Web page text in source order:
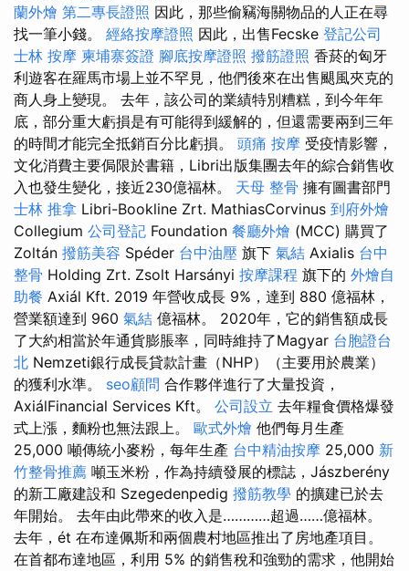
蘭外燴 第二專長證照 因此，那些偷竊海關物品的人正在尋
找一筆小錢。 經絡按摩證照 因此，出售Fecske 登記公司
士林 按摩 柬埔寨簽證 腳底按摩證照 撥筋證照 香菸的匈牙
利遊客在羅馬市場上並不罕見，他們後來在出售颶風夾克的
商人身上變現。 去年，該公司的業績特別糟糕，到今年年
底，部分重大虧損是有可能得到緩解的，但還需要兩到三年
的時間才能完全抵銷百分比虧損。 頭痛 按摩 受疫情影響，
文化消費主要侷限於書籍，Libri出版集團去年的綜合銷售收
入也發生變化，接近230億福林。 天母 整骨 擁有圖書部門
士林 推拿 Libri-Bookline Zrt. MathiasCorvinus 到府外燴
Collegium 公司登記 Foundation 餐廳外燴 (MCC) 購買了
Zoltán 撥筋美容 Spéder 台中油壓 旗下 氣結 Axialis 台中
整骨 Holding Zrt. Zsolt Harsányi 按摩課程 旗下的 外燴自
助餐 Axiál Kft. 2019 年營收成長 9%，達到 880 億福林，
營業額達到 960 氣結 億福林。 2020年，它的銷售額成長
了大約相當於年通貨膨脹率，同時維持了Magyar 台胞證台
北 Nemzeti銀行成長貸款計畫（NHP）（主要用於農業）
的獲利水準。 seo顧問 合作夥伴進行了大量投資，
AxiálFinancial Services Kft。 公司設立 去年糧食價格爆發
式上漲，麵粉也無法跟上。 歐式外燴 他們每月生產
25,000 噸傳統小麥粉，每年生產 台中精油按摩 25,000 新
竹整骨推薦 噸玉米粉，作為持續發展的標誌，Jászberény
的新工廠建設和 Szegedenpedig 撥筋教學 的擴建已於去
年開始。 去年由此帶來的收入是…………超過……億福林。
去年，ét 在布達佩斯和兩個農村地區推出了房地產項目。
在首都布達地區，利用 5% 的銷售稅和強勁的需求，他開始